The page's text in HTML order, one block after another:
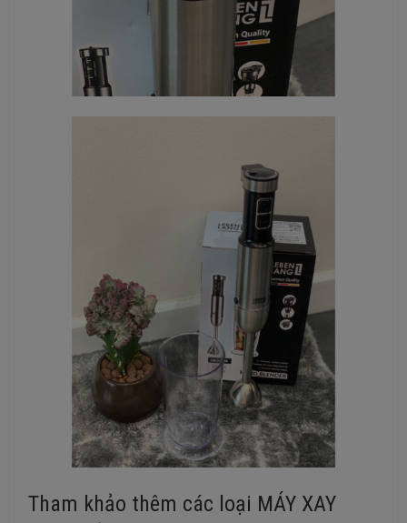
Tham khảo thêm các loại MÁY XAY